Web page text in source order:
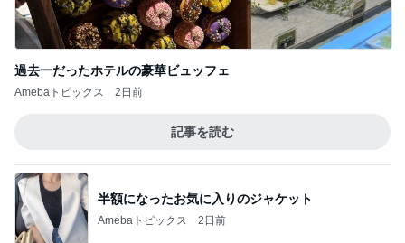
過去一だったホテルの豪華ビュッフェ
Amebaトピックス 2日前
記事を読む
半額になったお気に入りのジャケット
Amebaトピックス 2日前